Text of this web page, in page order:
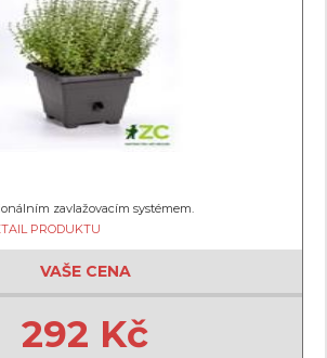
zavlažovacím systémem.
PRODUKTU
VAŠE CENA
292 Kč